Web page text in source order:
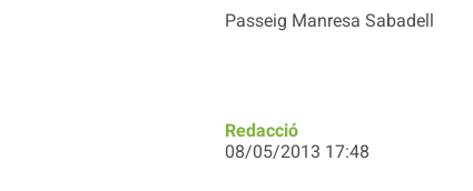
Passeig Manresa Sabadell
Redacció
08/05/2013 17:48